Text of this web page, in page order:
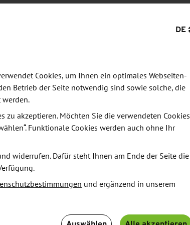
das Ziel, die
vertiefen, um
der Woiwodschaft
und auf der deutschen
Dafür stehen 70
Im Rahmen
und
entsprechen,
und Kulturerbe, regionale
Zusammenarbeit.
DE
Cookies, um Ihnen ein optimales Webseiten-
Betrieb der Seite notwendig sind sowie solche, die
zu akzeptieren. Möchten Sie die verwendeten Cookies
Funktionale Cookies werden auch ohne Ihr
widerrufen. Dafür steht Ihnen am Ende der Seite die
und ergänzend in unserem